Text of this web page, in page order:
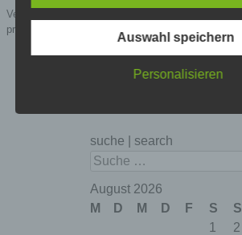
Veröffentlicht in
propaganda
suche | search
Suchen
August 2026
M
D M D F S
S
1
2
Auswahl speichern
Personalisieren